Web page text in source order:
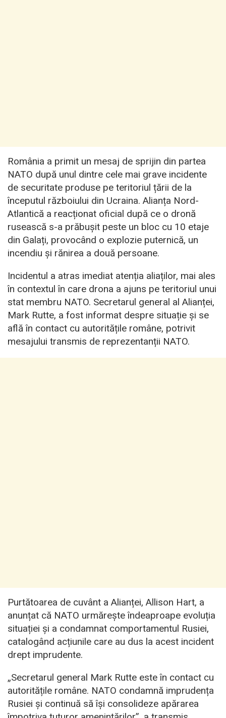
România a primit un mesaj de sprijin din partea
NATO după unul dintre cele mai grave incidente
de securitate produse pe teritoriul țării de la
începutul războiului din Ucraina. Alianța Nord-
Atlantică a reacționat oficial după ce o dronă
rusească s-a prăbușit peste un bloc cu 10 etaje
din Galați, provocând o explozie puternică, un
incendiu și rănirea a două persoane.
Incidentul a atras imediat atenția aliaților, mai ales
în contextul în care drona a ajuns pe teritoriul unui
stat membru NATO. Secretarul general al Alianței,
Mark Rutte, a fost informat despre situație și se
află în contact cu autoritățile române, potrivit
mesajului transmis de reprezentanții NATO.
Purtătoarea de cuvânt a Alianței, Allison Hart, a
anunțat că NATO urmărește îndeaproape evoluția
situației și a condamnat comportamentul Rusiei,
catalogând acțiunile care au dus la acest incident
drept imprudente.
„Secretarul general Mark Rutte este în contact cu
autoritățile române. NATO condamnă imprudența
Rusiei și continuă să își consolideze apărarea